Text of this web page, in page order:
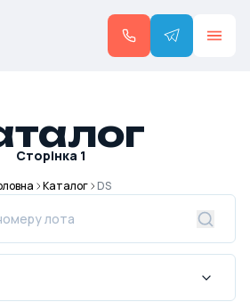
Сторінка 1
Каталог DS